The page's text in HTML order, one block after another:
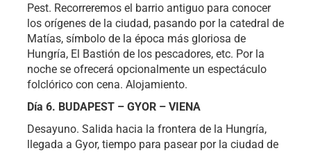
Pest. Recorreremos el barrio antiguo para conocer
los orígenes de la ciudad, pasando por la catedral de
Matías, símbolo de la época más gloriosa de
Hungría, El Bastión de los pescadores, etc. Por la
noche se ofrecerá opcionalmente un espectáculo
folclórico con cena. Alojamiento.
Día 6. BUDAPEST – GYOR – VIENA
Desayuno. Salida hacia la frontera de la Hungría,
llegada a Gyor, tiempo para pasear por la ciudad de